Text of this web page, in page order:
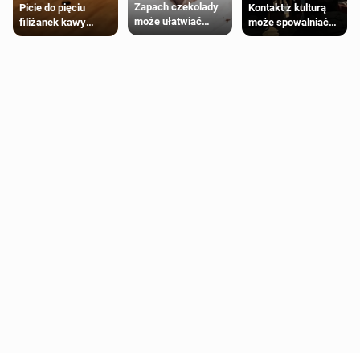
Picie do pięciu
filiżanek kawy
dziennie jest
Zapach czekolady
może ułatwiać
trening siłowy
Kontakt z kulturą
może spowalniać
starzenie